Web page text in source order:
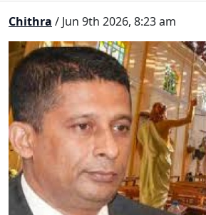
Chithra / Jun 9th 2026, 8:23 am